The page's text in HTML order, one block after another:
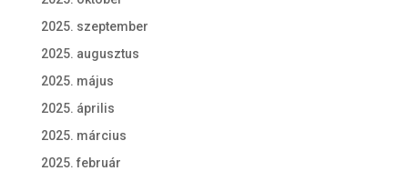
2025. szeptember
2025. augusztus
2025. május
2025. április
2025. március
2025. február